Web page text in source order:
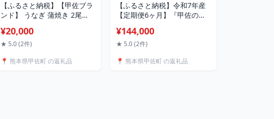
【ふるさと納税】【甲佐ブラ
ンド】 うなぎ 蒲焼き 2尾
本産 国産 総重量300g以上 -
うなぎ 鰻 蒲焼 国産 熊本産
甲佐町特産 蒲焼き ふっくら
¥20,000
★ 5.0 (2件)
📍 熊本県甲佐町 の返礼品
【ふるさと納税】令和7年産
【定期便6ヶ月】『甲佐の輝
（5kg×2袋、6kg×1袋）【配
送月選択可！】／出荷日に合
米 ブレンド米 訳あり 厳選 マ
¥144,000
★ 5.0 (2件)
📍 熊本県甲佐町 の返礼品